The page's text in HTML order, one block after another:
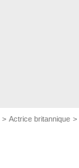
Actrice britannique